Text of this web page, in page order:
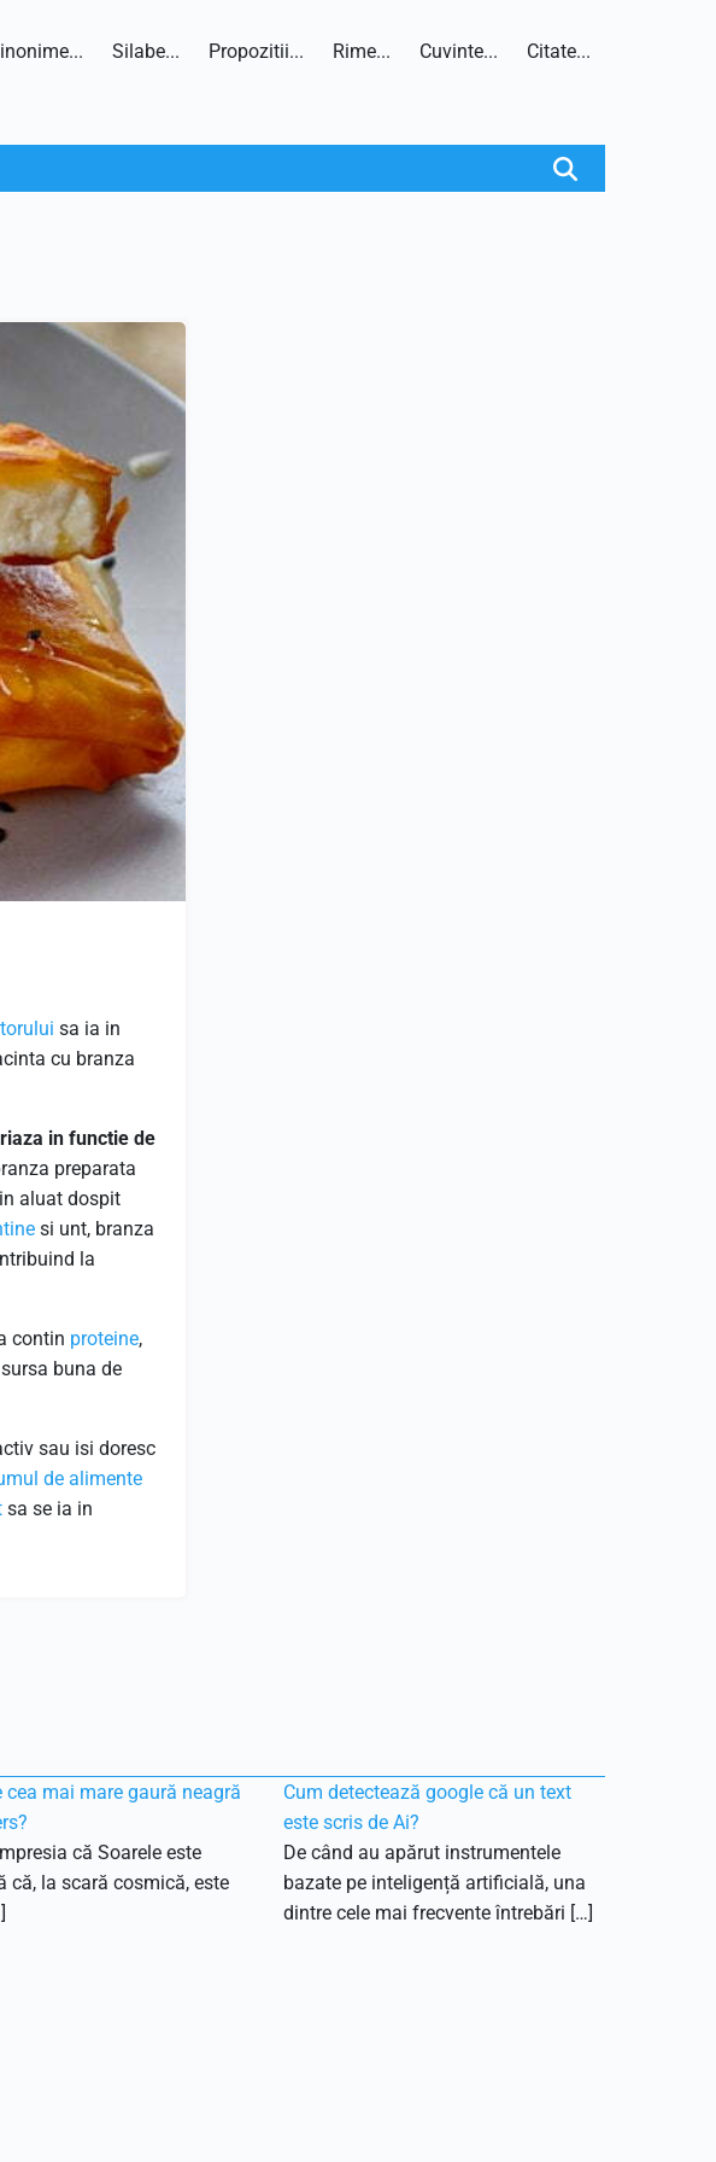
Silabe... Propozitii... Rime... Cuvinte... Citate...
sa ia in
cu branza
in functie de
preparata
aluat dospit
si unt, branza
la
contin proteine,
buna de
sau isi doresc
de alimente
sa se ia in
cea mai mare gaură neagră
că Soarele este
că, la scară cosmică, este
Cum detectează google că un text
este scris de Ai?
De când au apărut instrumentele
bazate pe inteligență artificială, una
dintre cele mai frecvente întrebări […]